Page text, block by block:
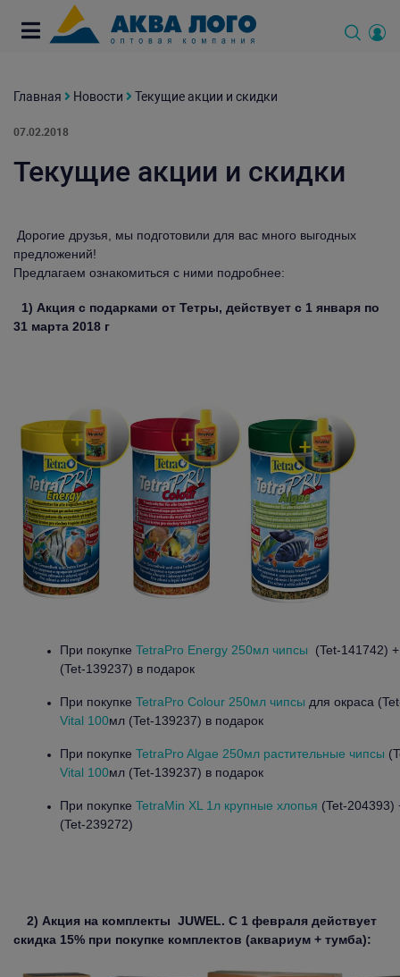
Главная Новости Текущие акции и скидки
07.02.2018
Текущие акции и скидки
Дорогие друзья, мы подготовили для вас много выгодных
предложений!
Предлагаем ознакомиться с ними подробнее:
1) Акция с подарками от Тетры, действует с 1 января по
31 марта 2018 г
При покупке TetraPro Energy 250мл чипсы
(Tet-141742)
(Tet-139237) в подарок
При покупке TetraPro Colour 250мл чипсы для окраса
Vital 100мл (Tet-139237) в подарок
При покупке TetraPro Algae 250мл растительные чипсы
Vital 100мл (Tet-139237) в подарок
При покупке TetraMin XL 1л крупные хлопья (Tet-204393)
(Tet-239272)
2) Акция на комплекты JUWEL. С 1 февраля действует
скидка 15% при покупке комплектов (аквариум + тумба):